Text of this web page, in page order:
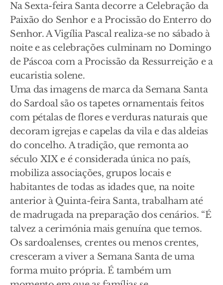
Na Sexta-feira Santa decorre a Celebração da
Paixão do Senhor e a Procissão do Enterro do
Senhor. A Vigília Pascal realiza-se no sábado à
noite e as celebrações culminam no Domingo
de Páscoa com a Procissão da Ressurreição e a
eucaristia solene.
Uma das imagens de marca da Semana Santa
do Sardoal são os tapetes ornamentais feitos
com pétalas de flores e verduras naturais que
decoram igrejas e capelas da vila e das aldeias
do concelho. A tradição, que remonta ao
século XIX e é considerada única no país,
mobiliza associações, grupos locais e
habitantes de todas as idades que, na noite
anterior à Quinta-feira Santa, trabalham até
de madrugada na preparação dos cenários. “É
talvez a cerimónia mais genuína que temos.
Os sardoalenses, crentes ou menos crentes,
cresceram a viver a Semana Santa de uma
forma muito própria. É também um